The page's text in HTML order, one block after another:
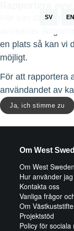
SV EN
Rapportera
Här kan du
en plats så kan vi
möjligt.
För att rapportera
användandet av
Ja, ich stimme zu
Om West
Om West
Hur använder
Kontakta oss
Vanliga frågor
Om
Projektstöd
Policy för sociala